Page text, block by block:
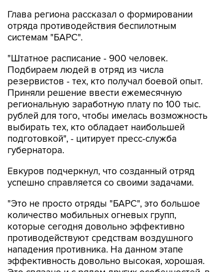
Глава региона рассказал о формировании
отряда противодействия беспилотным
системам "БАРС".
"Штатное расписание - 900 человек.
Подбираем людей в отряд из числа
резервистов - тех, кто получал боевой опыт.
Приняли решение ввести ежемесячную
региональную заработную плату по 100 тыс.
рублей для того, чтобы имелась возможность
выбирать тех, кто обладает наибольшей
подготовкой", - цитирует пресс-служба
губернатора.
Евкуров подчеркнул, что созданный отряд
успешно справляется со своими задачами.
"Это не просто отряды "БАРС", это большое
количество мобильных огневых групп,
которые сегодня довольно эффективно
противодействуют средствам воздушного
нападения противника. На данном этапе
эффективность довольно высокая, хорошая.